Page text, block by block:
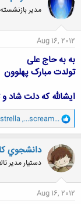
ه
ا
مدیر بازنشسته
Aug 16, 2012
به به حاج علی
تولدت مبارک پهلوون
ایشالله که دلت شاد
ا
ک
ن
ش
ه
ا
...scream...
,
دانشجوي
دستیار مدیر
Aug 16, 2012